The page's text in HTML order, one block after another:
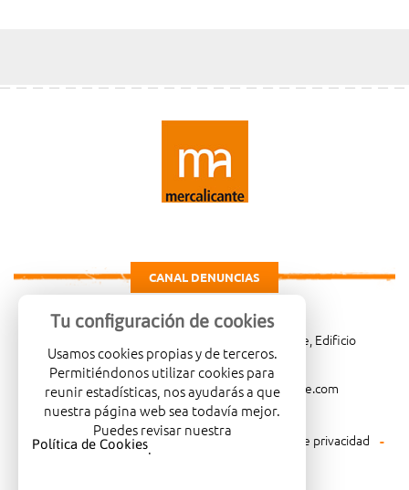
CANAL DENUNCIAS
Carretera de Madrid Km. 4, 03114 Alicante, Edificio
Administrativo, planta 3ª
966081001
merca@mercalicante.com
Aviso legal Política de cookies
Política de privacidad
Política medioambiental
Tu configuración de cookies
Usamos cookies propias y de terceros.
Permitiéndonos utilizar cookies para
reunir estadísticas, nos ayudarás a que
nuestra página web sea todavía mejor.
Puedes revisar nuestra
Política de Cookies.